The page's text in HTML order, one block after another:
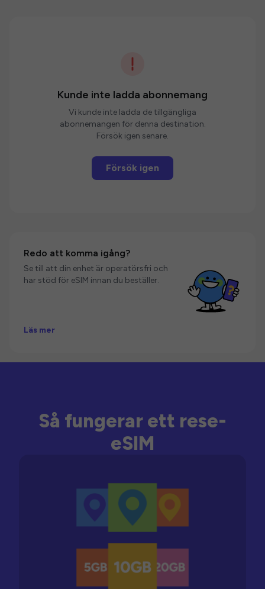
Kunde inte ladda abonnemang
Vi kunde inte ladda de tillgängliga
abonnemangen för denna destination.
Försök igen senare.
Försök igen
Redo att komma igång?
Se till att din enhet är operatörsfri och
har stöd för eSIM innan du beställer.
Läs mer
Så fungerar ett rese-
eSIM